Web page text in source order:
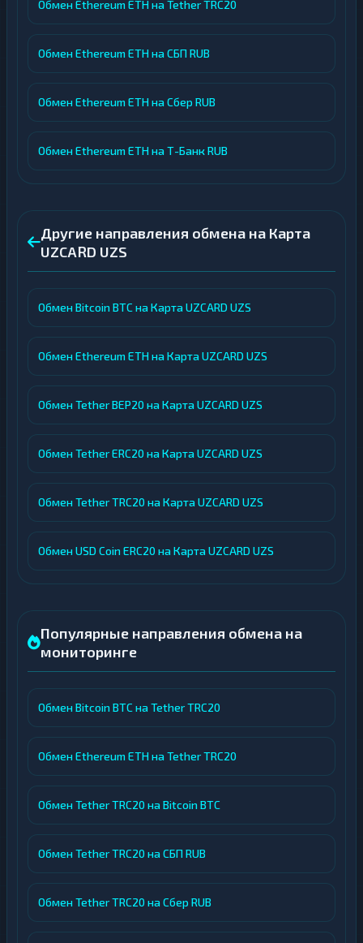
Обмен Ethereum ETH на Tether TRC20
Обмен Ethereum ETH на СБП RUB
Обмен Ethereum ETH на Сбер RUB
Обмен Ethereum ETH на Т-Банк RUB
Другие направления обмена на Карта
UZCARD UZS
Обмен Bitcoin BTC на Карта UZCARD UZS
Обмен Ethereum ETH на Карта UZCARD UZS
Обмен Tether BEP20 на Карта UZCARD UZS
Обмен Tether ERC20 на Карта UZCARD UZS
Обмен Tether TRC20 на Карта UZCARD UZS
Обмен USD Coin ERC20 на Карта UZCARD UZS
Популярные направления обмена на
мониторинге
Обмен Bitcoin BTC на Tether TRC20
Обмен Ethereum ETH на Tether TRC20
Обмен Tether TRC20 на Bitcoin BTC
Обмен Tether TRC20 на СБП RUB
Обмен Tether TRC20 на Сбер RUB